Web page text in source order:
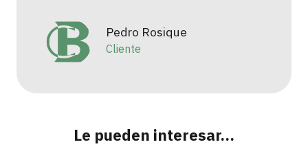
Pedro Rosique
Cliente
Le pueden interesar…